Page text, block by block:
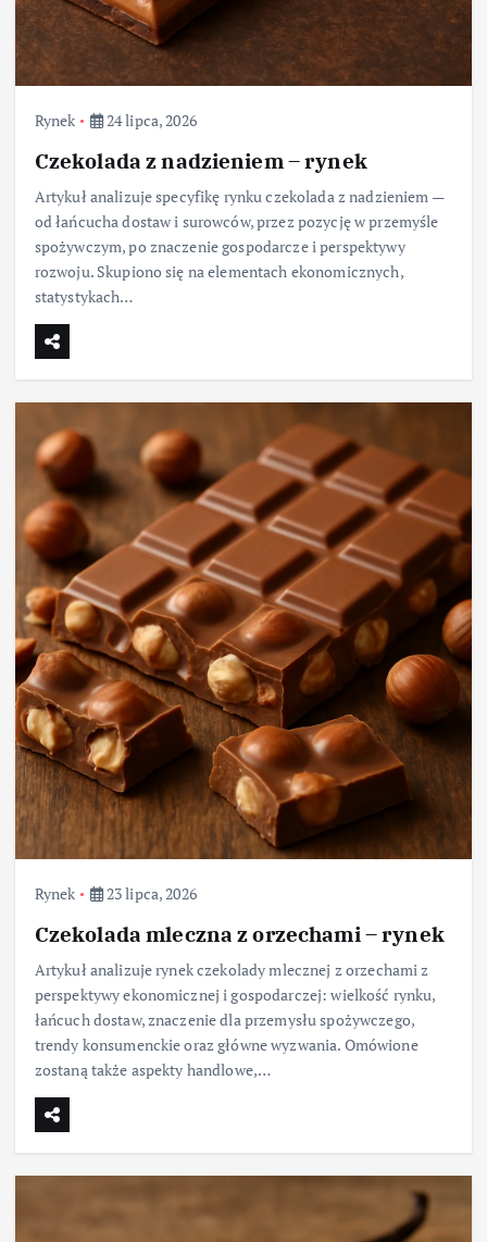
Rynek 24 lipca, 2026
Czekolada z nadzieniem – rynek
Artykuł analizuje specyfikę rynku czekolada z nadzieniem —
od łańcucha dostaw i surowców, przez pozycję w przemyśle
spożywczym, po znaczenie gospodarcze i perspektywy
rozwoju. Skupiono się na elementach ekonomicznych,
statystykach…
Rynek 23 lipca, 2026
Czekolada mleczna z orzechami – rynek
Artykuł analizuje rynek czekolady mlecznej z orzechami z
perspektywy ekonomicznej i gospodarczej: wielkość rynku,
łańcuch dostaw, znaczenie dla przemysłu spożywczego,
trendy konsumenckie oraz główne wyzwania. Omówione
zostaną także aspekty handlowe,…